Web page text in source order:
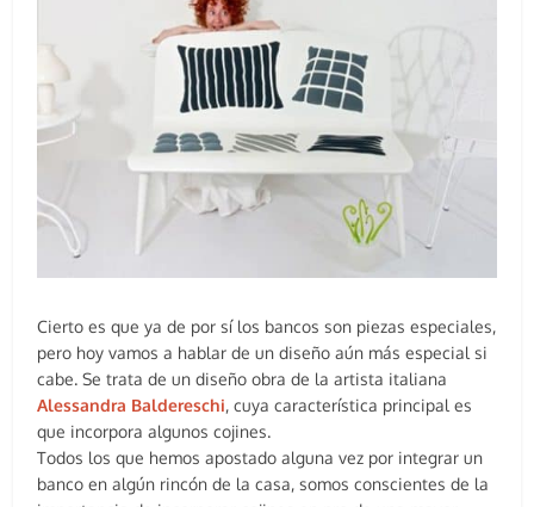
Cierto es que ya de por sí los bancos son piezas especiales,
pero hoy vamos a hablar de un diseño aún más especial si
cabe. Se trata de un diseño obra de la artista italiana
Alessandra Baldereschi, cuya característica principal es
que incorpora algunos cojines.
Todos los que hemos apostado alguna vez por integrar un
banco en algún rincón de la casa, somos conscientes de la